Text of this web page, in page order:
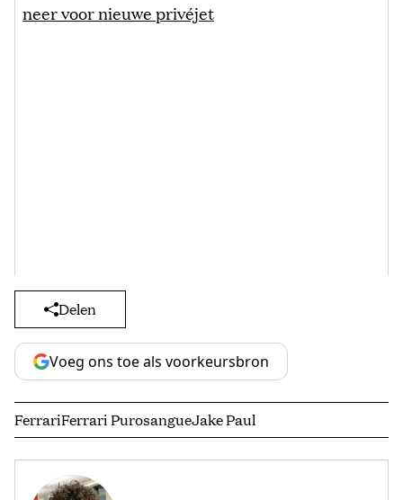
neer voor nieuwe privéjet
Delen
Voeg ons toe als voorkeursbron
FerrariFerrari PurosangueJake Paul